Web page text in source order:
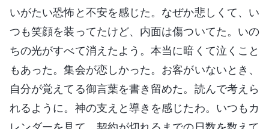
いがたい恐怖と不安を感じた。なぜか悲しくて、い
つも笑顔を装ってたけど、内面は傷ついてた。いの
ちの光がすべて消えたよう。本当に暗くて泣くこと
もあった。集会が恋しかった。お客がいないとき、
自分が覚えてる御言葉を書き留めた。読んで考えら
れるように。神の支えと導きを感じたわ。いつもカ